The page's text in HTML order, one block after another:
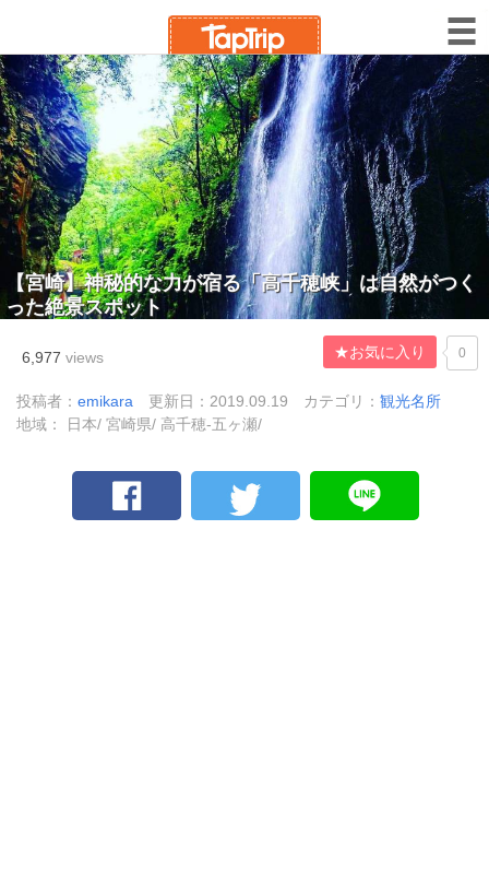
【宮崎】神秘的な力が宿る「高千穂峡」は自然がつく
った絶景スポット
6,977 views ★お気に入り 0
投稿者： emikara 更新日：2019.09.19 カテゴリ： 観光名所
地域： 日本/ 宮崎県/ 高千穂-五ヶ瀬/